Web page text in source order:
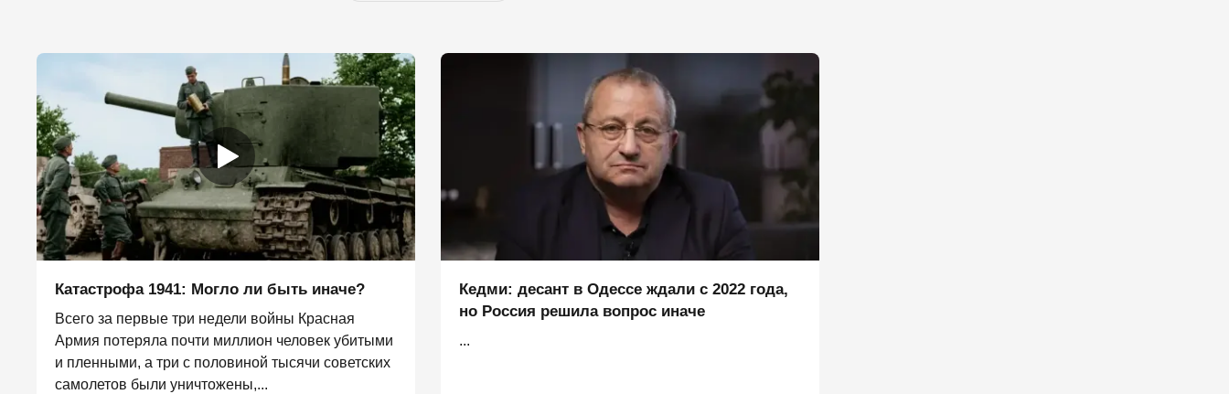
Катастрофа 1941: Могло ли быть иначе?
Всего за первые три недели войны Красная
Армия потеряла почти миллион человек убитыми
и пленными, а три с половиной тысячи советских
самолетов были уничтожены,...
Кедми: десант в Одессе ждали с 2022 года,
но Россия решила вопрос иначе
...